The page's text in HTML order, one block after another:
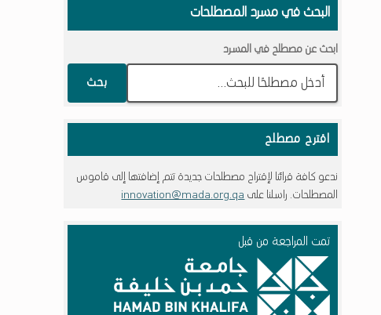
البحث في مسرد المصطلحات
ابحث عن مصطلح في المسرد
بحث
اقترح مصطلح
ندعو كافة قرائنا لإقتراح مصطلحات جديدة تتم إضافتها إلى قاموس
المصطلحات. راسلنا على innovation@mada.org.qa
تمت المراجعة من قبل